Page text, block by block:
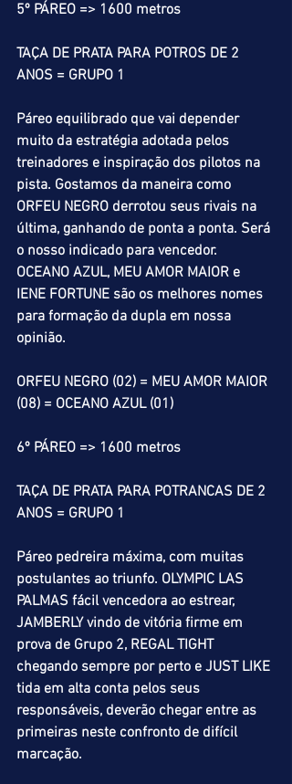
5º PÁREO => 1600 metros
TAÇA DE PRATA PARA POTROS DE 2
ANOS = GRUPO 1
Páreo equilibrado que vai depender
muito da estratégia adotada pelos
treinadores e inspiração dos pilotos na
pista. Gostamos da maneira como
ORFEU NEGRO derrotou seus rivais na
última, ganhando de ponta a ponta. Será
o nosso indicado para vencedor.
OCEANO AZUL, MEU AMOR MAIOR e
IENE FORTUNE são os melhores nomes
para formação da dupla em nossa
opinião.
ORFEU NEGRO (02) = MEU AMOR MAIOR
(08) = OCEANO AZUL (01)
6º PÁREO => 1600 metros
TAÇA DE PRATA PARA POTRANCAS DE 2
ANOS = GRUPO 1
Páreo pedreira máxima, com muitas
postulantes ao triunfo. OLYMPIC LAS
PALMAS fácil vencedora ao estrear,
JAMBERLY vindo de vitória firme em
prova de Grupo 2, REGAL TIGHT
chegando sempre por perto e JUST LIKE
tida em alta conta pelos seus
responsáveis, deverão chegar entre as
primeiras neste confronto de difícil
marcação.